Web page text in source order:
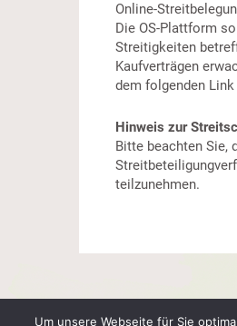
Online-
Die OS-Plattform
Streitigkeiten
Kaufverträgen
dem folgenden Link
Hinweis zur
Bitte beachten Sie,
teilzunehmen.
Um unsere Webseite für Sie